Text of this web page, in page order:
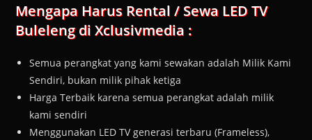
Mengapa Harus Rental / Sewa LED TV
Buleleng di Xclusivmedia :
Semua perangkat yang kami sewakan adalah Milik Kami
Sendiri, bukan milik pihak ketiga
Harga Terbaik karena semua perangkat adalah milik
kami sendiri
Menggunakan LED TV generasi terbaru (Frameless),